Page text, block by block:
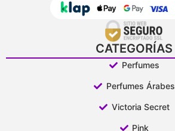
CATEGORÍAS
Perfumes
Perfumes Árabes
Victoria Secret
Pink